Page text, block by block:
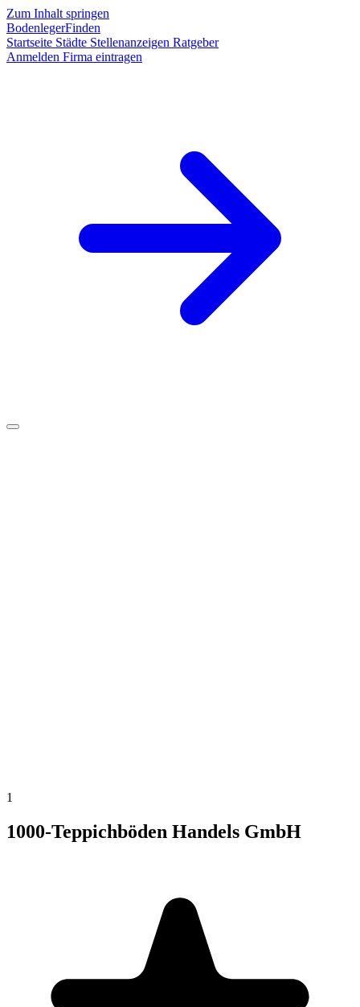
Zum Inhalt springen
BodenlegerFinden
Startseite Städte Stellenanzeigen Ratgeber
Anmelden Firma eintragen
1
1000-Teppichböden Handels GmbH